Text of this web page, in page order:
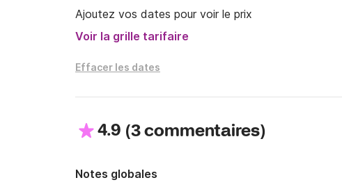
Ajoutez vos dates pour voir le prix
Voir la grille tarifaire
Effacer les dates
4.9 (3 commentaires)
Notes globales